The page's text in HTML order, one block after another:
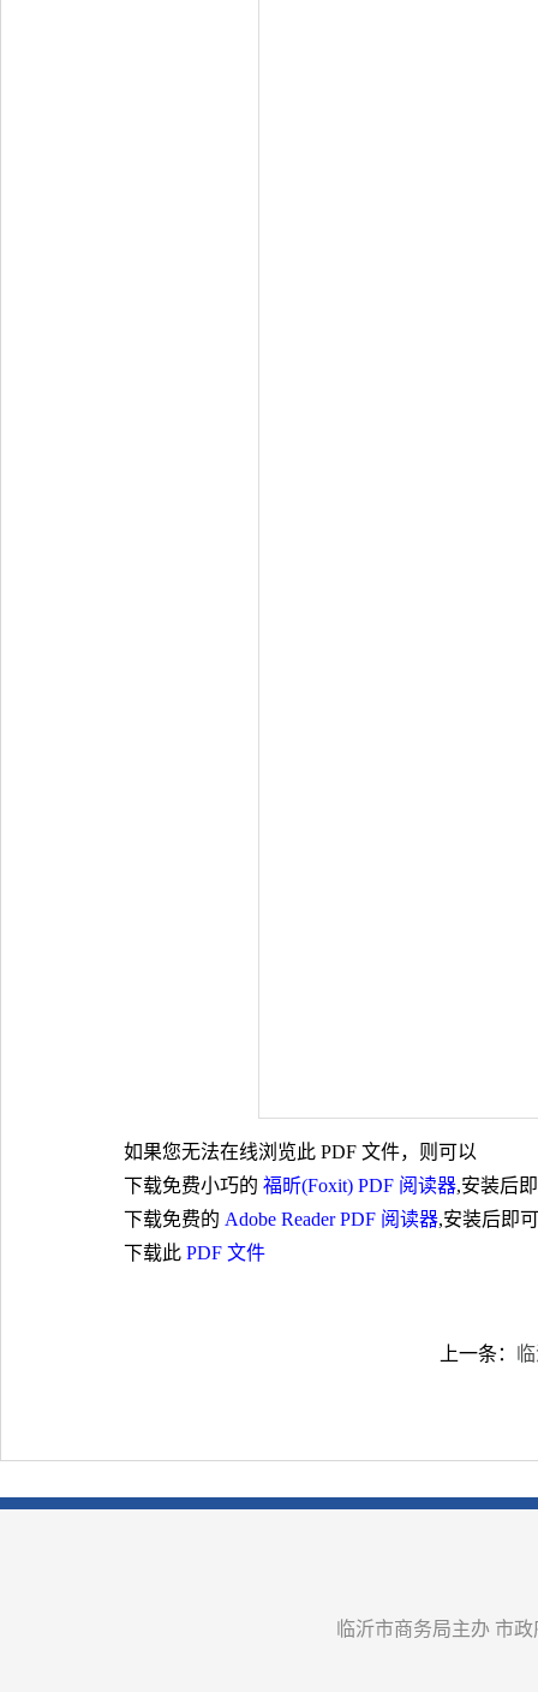
如果您无法在线浏览此 PDF 文件，则可以
下载免费小巧的 福昕(Foxit) PDF 阅读器,安装后
下载免费的 Adobe Reader PDF 阅读器,安装后即
下载此 PDF 文件
上一条：
临沂市商务局主办 市